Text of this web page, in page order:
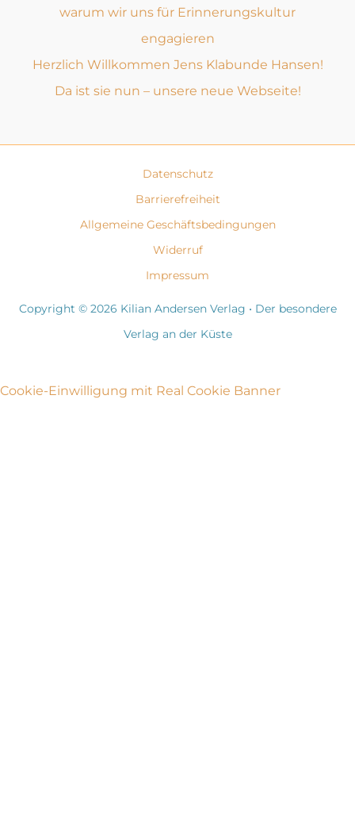
warum wir uns für Erinnerungskultur
engagieren
Herzlich Willkommen Jens Klabunde Hansen!
Da ist sie nun – unsere neue Webseite!
Datenschutz
Barrierefreiheit
Allgemeine Geschäftsbedingungen
Widerruf
Impressum
Copyright © 2026 Kilian Andersen Verlag • Der besondere
Verlag an der Küste
Cookie-Einwilligung mit Real Cookie Banner